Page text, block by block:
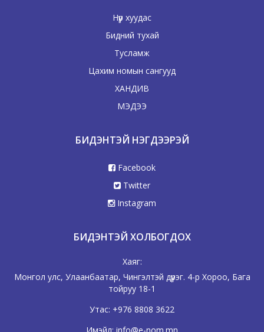
Нүүр хуудас
Бидний тухай
Тусламж
Цахим номын сангууд
ХАНДИВ
МЭДЭЭ
БИДЭНТЭЙ НЭГДЭЭРЭЙ
Facebook
Twitter
Instagram
БИДЭНТЭЙ ХОЛБОГДОХ
Хаяг:
Монгол улс, Улаанбаатар, Чингэлтэй дүүрэг. 4-р Хороо, Бага
тойруу 18-1
Утас: +976 8808 3622